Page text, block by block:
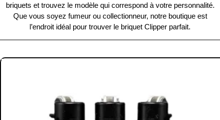
briquets et trouvez le modèle qui correspond à votre personnalité.
Que vous soyez fumeur ou collectionneur, notre boutique est
l’endroit idéal pour trouver le briquet Clipper parfait.